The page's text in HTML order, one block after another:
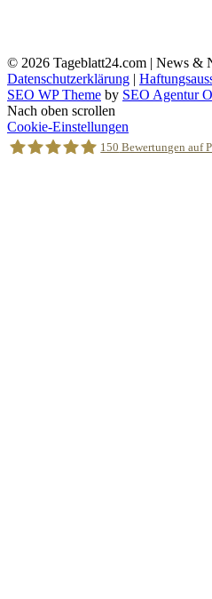
© 2026 Tageblatt24.com | News &
Datenschutzerklärung |
SEO WP Theme by SEO Agentur
Nach oben scrollen
Cookie-Einstellungen
150 Bewertungen auf